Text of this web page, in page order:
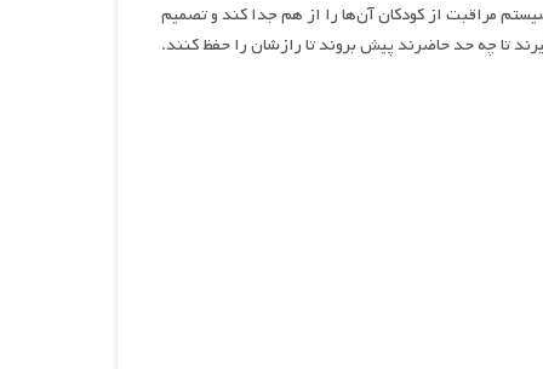
مراقبت از کودکان آن‌ها را از هم جدا کند و تصمیم
تا چه حد حاضرند پیش بروند تا رازشان را حفظ کنند.